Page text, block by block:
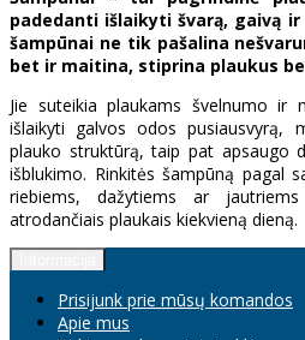
padedanti išlaikyti švarą, gaivą ir
šampūnai ne tik pašalina
bet ir maitina, stiprina plaukus
Jie suteikia plaukams švelnumo ir
išlaikyti galvos odos pusiausvyrą,
plauko struktūrą, taip pat apsaugo
išblukimo. Rinkitės šampūną pagal
riebiems, dažytiems ar
atrodančiais plaukais kiekvieną dieną.
Prisijunk prie mūsų komandos
Apie mus